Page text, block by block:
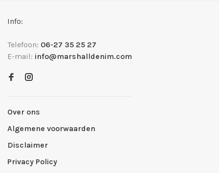
Info:
Telefoon: 06-27 35 25 27
E-mail: info@marshalldenim.com
Over ons
Algemene voorwaarden
Disclaimer
Privacy Policy